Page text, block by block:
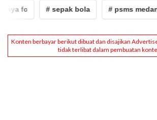
fc # sepak bola # psms medan